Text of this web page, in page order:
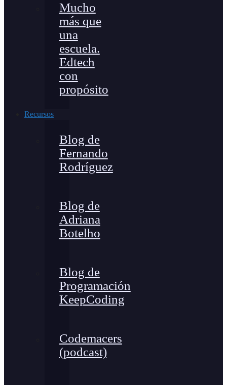
Mucho
más que
una
escuela.
Edtech
con
propósito
Recursos
Blog de
Fernando
Rodríguez
Blog de
Adriana
Botelho
Blog de
Programación
KeepCoding
Codemacers
(podcast)